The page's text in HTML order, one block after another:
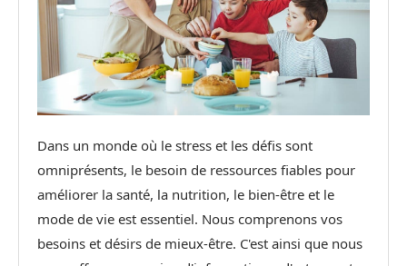
Dans un monde où le stress et les défis sont
omniprésents, le besoin de ressources fiables pour
améliorer la santé, la nutrition, le bien-être et le
mode de vie est essentiel. Nous comprenons vos
besoins et désirs de mieux-être. C'est ainsi que nous